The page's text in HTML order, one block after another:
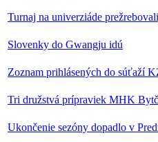
Turnaj na univerziáde
Slovenky do Gwangju idú
Zoznam prihlásených do súťaží
Tri družstvá prípraviek MHK
Ukončenie sezóny dopadlo v